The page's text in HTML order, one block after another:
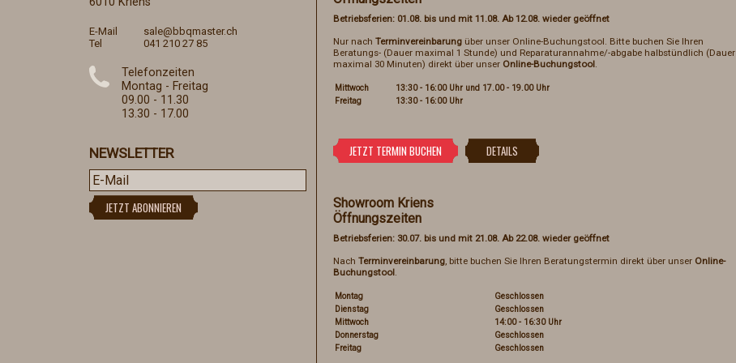
E-Mail
sale@bbqmaster.ch
Tel
041 210 27 85
Telefonzeiten
Montag - Freitag
09.00 - 11.30
13.30 - 17.00
NEWSLETTER
Betriebsferien: 01.08. bis und mit 11.08. Ab 12.08. wieder geöffnet
Nur nach Terminvereinbarung über unser Online-Buchungstool. Bitte buchen Sie Ihren
Beratungs- (Dauer maximal 1 Stunde) und Reparaturannahme/-abgabe halbstündlich (Dauer
maximal 30 Minuten) direkt über unser Online-Buchungstool.
Mittwoch
13:30 - 16:00 Uhr und 17.00 - 19.00 Uhr
Freitag
13:30 - 16:00 Uhr
Showroom Kriens
Öffnungszeiten
Betriebsferien: 30.07. bis und mit 21.08. Ab 22.08. wieder geöffnet
Nach Terminvereinbarung, bitte buchen Sie Ihren Beratungstermin direkt über unser Online-
Buchungstool.
Montag
Geschlossen
Dienstag
Geschlossen
Mittwoch
14:00 - 16:30 Uhr
Donnerstag
Geschlossen
Freitag
Geschlossen